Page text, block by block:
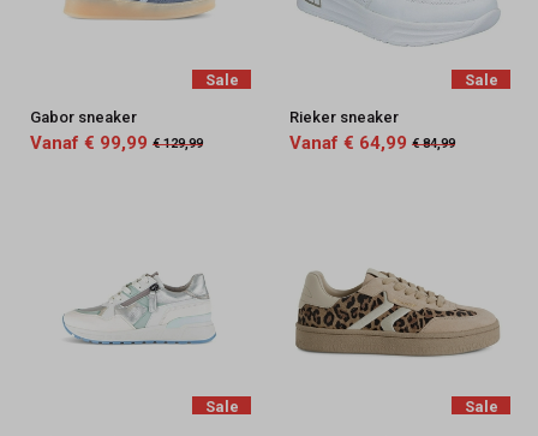
Sale
Gabor sneaker
Vanaf € 99,99 € 129,99
Sale
Rieker sneaker
Vanaf € 64,99 € 84,99
Sale Sale